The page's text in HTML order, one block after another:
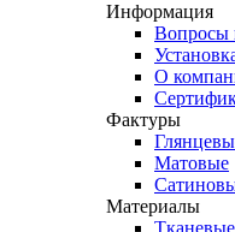
Информация
Вопросы
О
Фактуры
Матовые
Материалы